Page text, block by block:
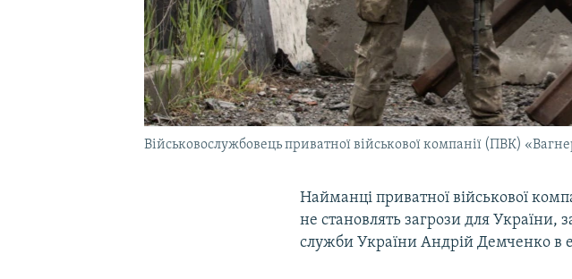
Військовослужбовець приватної військової компанії (ПВК)
Найманці приватної військової
не становлять загрози для
служби України Андрій Демченко в